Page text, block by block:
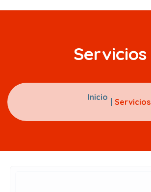
Servicios
Inicio Servicios